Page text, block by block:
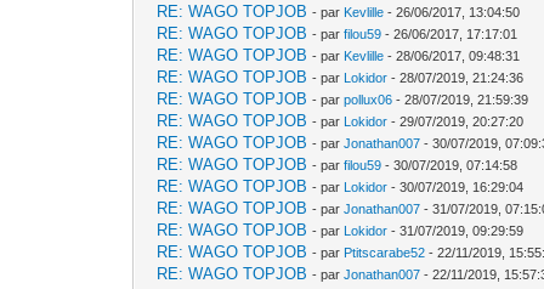
RE: WAGO TOPJOB - par Kevlille - 26/06/2017, 13:04:50
RE: WAGO TOPJOB - parfilou59 - 26/06/2017, 17:17:01
RE: WAGO TOPJOB - par Kevlille - 28/06/2017, 09:48:31
RE: WAGO TOPJOB - par Lokidor - 28/07/2019, 21:24:36
RE: WAGO TOPJOB - parpollux06 - 28/07/2019, 21:59:39
RE: WAGO TOPJOB - par Lokidor - 29/07/2019, 20:27:20
RE: WAGO TOPJOB - parJonathan007 - 30/07/2019,
RE: WAGO TOPJOB - parfilou59 - 30/07/2019, 07:14:58
RE: WAGO TOPJOB - par Lokidor - 30/07/2019, 16:29:04
RE: WAGO TOPJOB - parJonathan007 - 31/07/2019,
RE: WAGO TOPJOB - par Lokidor - 31/07/2019, 09:29:59
RE: WAGO TOPJOB - par Ptitscarabe52 - 22/11/2019,
RE: WAGO TOPJOB - parJonathan007 - 22/11/2019,